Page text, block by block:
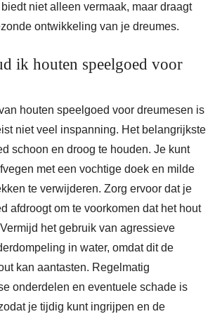
niet alleen vermaak, maar draagt
ontwikkeling van je dreumes.
ik houten speelgoed voor
houten speelgoed voor dreumesen is
niet veel inspanning. Het belangrijkste
schoon en droog te houden. Je kunt
met een vochtige doek en milde
te verwijderen. Zorg ervoor dat je
afdroogt om te voorkomen dat het hout
het gebruik van agressieve
in water, omdat dit de
kan aantasten. Regelmatig
onderdelen en eventuele schade is
je tijdig kunt ingrijpen en de